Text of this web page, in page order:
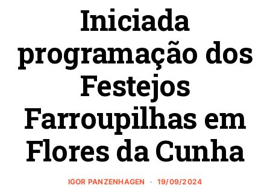
Iniciada
programação dos
Festejos
Farroupilhas em
Flores da Cunha
IGOR PANZENHAGEN 19/09/2024